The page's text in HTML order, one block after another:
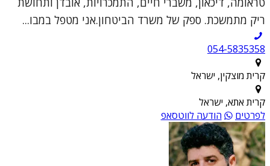
ריק מתמשכת. ספק של משרד הביטחון.אני מטפל במבו...
054-5835358
קרית מוצקין, ישראל
קרית אתא, ישראל
לפרטים
הודעה לווטסאפ